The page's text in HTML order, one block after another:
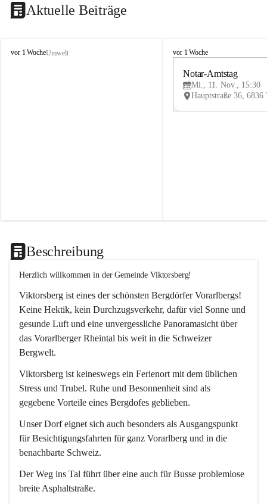
Aktuelle Beiträge
V
vor 1 WocheUmwelt
V
vor 1 Woche
Notar-Amtstag
Mi., 11. Nov., 15:30
Beschreibung
Herzlich willkommen in der Gemeinde Viktorsberg!
Viktorsberg ist eines der schönsten Bergdörfer Vorarlbergs!
Keine Hektik, kein Durchzugsverkehr, dafür viel Sonne und
gesunde Luft und eine unvergessliche Panoramasicht über
das Vorarlberger Rheintal bis weit in die Schweizer
Bergwelt.
Viktorsberg ist keineswegs ein Ferienort mit dem üblichen
Stress und Trubel. Ruhe und Besonnenheit sind als
gegebene Vorteile eines Bergdofes geblieben.
Unser Dorf eignet sich auch besonders als Ausgangspunkt
für Besichtigungsfahrten für ganz Vorarlberg und in die
benachbarte Schweiz.
Der Weg ins Tal führt über eine auch für Busse problemlose
breite Asphaltstraße.